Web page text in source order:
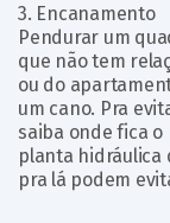
3. Encanamento
Pendurar um
que não tem
ou do
um cano. Pra
saiba onde fica
planta hidráulica
pra lá podem